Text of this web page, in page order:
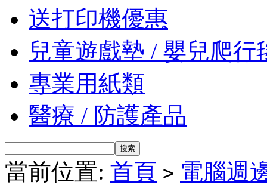
送打印機優惠
兒童遊戲墊 / 嬰兒爬行
專業用紙類
醫療 / 防護產品
當前位置: 首頁 > 電腦週